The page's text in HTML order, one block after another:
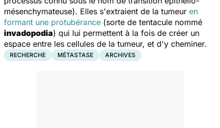
mésenchymateuse). Elles s'extraient de la tumeur en
formant une protubérance (sorte de tentacule nommé
invadopodia) qui lui permettent à la fois de créer un
espace entre les cellules de la tumeur, et d'y cheminer.
RECHERCHE MÉTASTASE ARCHIVES